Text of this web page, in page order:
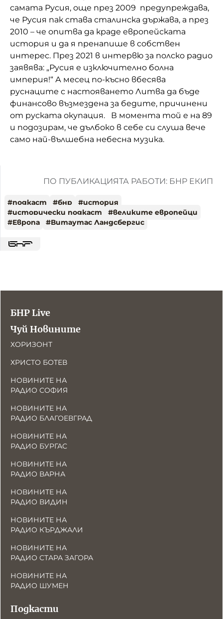
самата Русия, още през 2009 предупреждава,
че Русия пак става сталинска държава, а през
2010 – че опитва да краде европейската
история и да я пренапише в собствен
интерес. През 2021 в интервю за полско радио
заявява: „Русия е изключително болна
империя!“ А месец по-късно вбесява
руснаците с настояването Литва да бъде
финансово възмездена за бедите, причинени
от руската окупация. В момента той е на 89
и подозирам, че дълбоко в себе си слуша вече
само най-вълшебна небесна музика.
ПО ПУБЛИКАЦИЯТА РАБОТИ: БНР ЕКИП
#подкаст #бнр #история
#исторически подкаст #великите европейци
#Европа #Витаутас Ландсбергис
БНР Live
Чуй Новините
ХОРИЗОНТ
ХРИСТО БОТЕВ
НОВИНИТЕ НА
РАДИО СОФИЯ
НОВИНИТЕ НА
РАДИО БЛАГОЕВГРАД
НОВИНИТЕ НА
РАДИО БУРГАС
НОВИНИТЕ НА
РАДИО ВАРНА
НОВИНИТЕ НА
РАДИО ВИДИН
НОВИНИТЕ НА
РАДИО КЪРДЖАЛИ
НОВИНИТЕ НА
РАДИО СТАРА ЗАГОРА
НОВИНИТЕ НА
РАДИО ШУМЕН
Подкасти